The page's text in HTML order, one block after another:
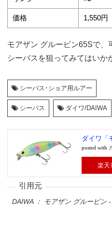
価格 1,550円
モアザン グルービン65Sで
シーバスを狙ってみてはいか
シーバス･ショア用ルアー
シーバス ダイワ/DAIWA
ダイワ「
posted with
楽天
DAIWA ： モアザン グルービン